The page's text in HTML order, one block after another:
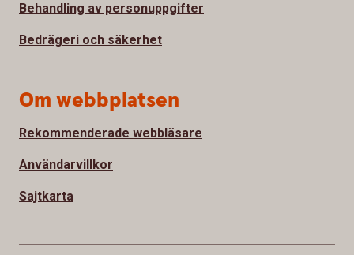
Behandling av personuppgifter
Bedrägeri och säkerhet
Om webbplatsen
Rekommenderade webbläsare
Användarvillkor
Sajtkarta